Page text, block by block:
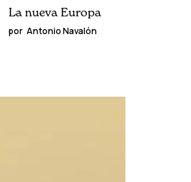
La nueva Europa
por Antonio Navalón